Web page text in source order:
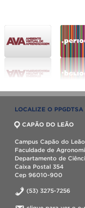
LOCALIZE O PPGDTSA
CAPÃO DO LEÃO
Campus Capão do Leão
Faculdade de
Departamento de
Caixa Postal 354
Cep 96010-900
(53) 3275-7256